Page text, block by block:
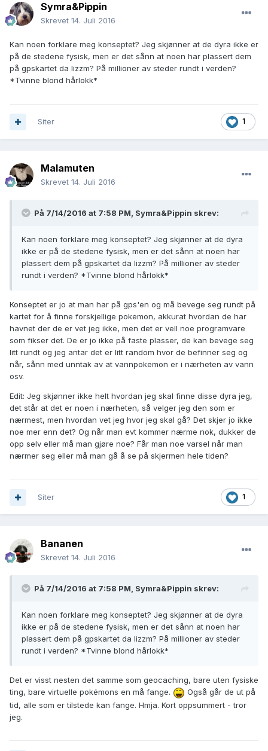
Symra&Pippin
Skrevet 14. Juli 2016
Kan noen forklare meg konseptet? Jeg skjønner at de dyra ikke er
på de stedene fysisk, men er det sånn at noen har plassert dem
på gpskartet da lizzm? På millioner av steder rundt i verden?
*Tvinne blond hårlokk*
1
Siter
Malamuten
Skrevet 14. Juli 2016
På 7/14/2016 at 7:58 PM, Symra&Pippin skrev:
Kan noen forklare meg konseptet? Jeg skjønner at de dyra
ikke er på de stedene fysisk, men er det sånn at noen har
plassert dem på gpskartet da lizzm? På millioner av steder
rundt i verden? *Tvinne blond hårlokk*
Konseptet er jo at man har på gps'en og må bevege seg rundt på
kartet for å finne forskjellige pokemon, akkurat hvordan de har
havnet der de er vet jeg ikke, men det er vell noe programvare
som fikser det. De er jo ikke på faste plasser, de kan bevege seg
litt rundt og jeg antar det er litt random hvor de befinner seg og
når, sånn med unntak av at vannpokemon er i nærheten av vann
osv.
Edit: Jeg skjønner ikke helt hvordan jeg skal finne disse dyra jeg,
det står at det er noen i nærheten, så velger jeg den som er
nærmest, men hvordan vet jeg hvor jeg skal gå? Det skjer jo ikke
noe mer enn det? Og når man evt kommer nærme nok, dukker de
opp selv eller må man gjøre noe? Får man noe varsel når man
nærmer seg eller må man gå å se på skjermen hele tiden?
1
Siter
Bananen
Skrevet 14. Juli 2016
På 7/14/2016 at 7:58 PM, Symra&Pippin skrev:
Kan noen forklare meg konseptet? Jeg skjønner at de dyra
ikke er på de stedene fysisk, men er det sånn at noen har
plassert dem på gpskartet da lizzm? På millioner av steder
rundt i verden? *Tvinne blond hårlokk*
Det er visst nesten det samme som geocaching, bare uten fysiske
ting, bare virtuelle pokémons en må fange.
Også går de ut på
tid, alle som er tilstede kan fange. Hmja. Kort oppsummert - tror
jeg.